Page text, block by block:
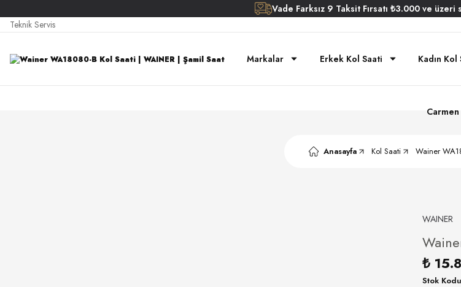
Vade Farksız 9 Taksit Fırsatı ₺3.000 ve üzeri
Teknik Servis
Markalar Erkek Kol Saati Kadın Kol
Anasayfa Kol Saati Wainer
WAINER
₺
Stok Kodu